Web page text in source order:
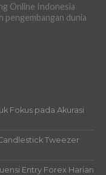
Online Indonesia
pengembangan dunia
Fokus pada Akurasi
Tweezer
Entry Forex Harian